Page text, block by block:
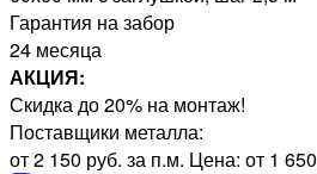
Гарантия на забор
24 месяца
АКЦИЯ:
Скидка до 20% на монтаж!
Поставщики металла:
от 2 150 руб. за п.м. Цена: от 1